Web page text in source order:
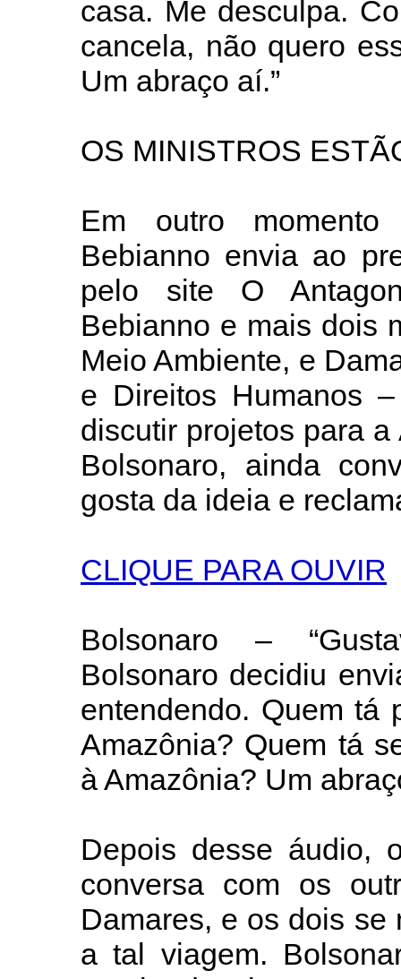
casa. Me desculpa.
cancela, não quero
Um abraço aí.”
OS MINISTROS
Em outro
Bebianno envia ao
pelo site O
Bebianno e mais dois
Meio Ambiente, e
e Direitos Humanos
discutir projetos para
Bolsonaro, ainda
gosta da ideia e
CLIQUE PARA OUVIR
Bolsonaro –
Bolsonaro decidiu
entendendo. Quem tá
Amazônia? Quem tá
à Amazônia? Um
Depois desse áudio,
conversa com os
Damares, e os dois se
a tal viagem.